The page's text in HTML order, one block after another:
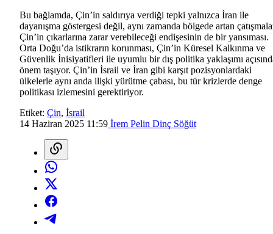
Bu bağlamda, Çin’in saldırıya verdiği tepki yalnızca İran ile
dayanışma göstergesi değil, aynı zamanda bölgede artan
Çin’in çıkarlarına zarar verebileceği endişesinin de bir yansıması.
Orta Doğu’da istikrarın korunması, Çin’in Küresel Kalkınma ve
Güvenlik İnisiyatifleri ile uyumlu bir dış politika yaklaşımı
önem taşıyor. Çin’in İsrail ve İran gibi karşıt pozisyonlardaki
ülkelerle aynı anda ilişki yürütme çabası, bu tür krizlerde denge
politikası izlemesini gerektiriyor.
Etiket: Çin, İsrail
14 Haziran 2025 11:59 İrem Pelin Dinç Söğüt